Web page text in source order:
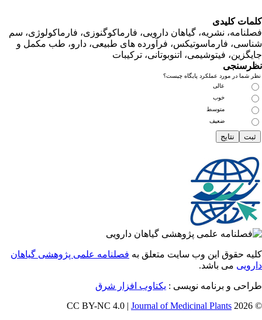
کلیدی
نشریه، گیاهان دارویی، فارماکوگنوزی، فارماکولوژی، سم
فارماسوتیکس، فرآورده های طبیعی، دارو، طب مکمل و
فیتوشیمی، اتنوبوتانی، ترکیبات
در مورد عملکرد پایگاه چیست؟
متوسط
ضعیف
حقوق این وب سایت متعلق بهفصلنامه علمی پژوهشی گیاهان
می باشد.
و برنامه نویسی :یکتاوب افزار شرق
Journal of Medicinal Plants